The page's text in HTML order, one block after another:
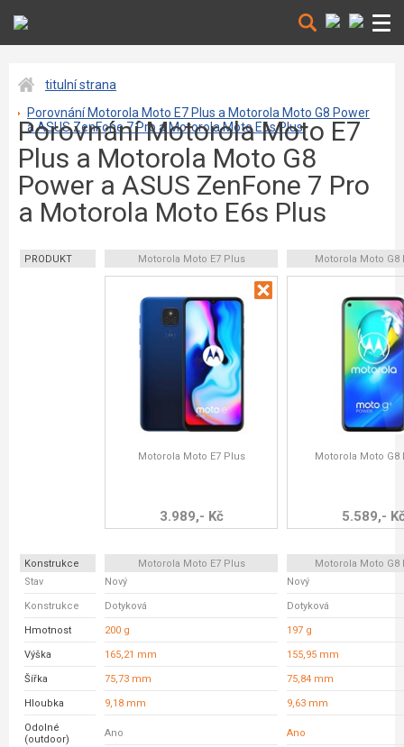
titulní strana
Porovnání Motorola Moto E7 Plus a Motorola Moto G8 Power
a ASUS ZenFone 7 Pro a Motorola Moto E6s Plus
Porovnání Motorola Moto E7
Plus a Motorola Moto G8
Power a ASUS ZenFone 7 Pro
a Motorola Moto E6s Plus
PRODUKT Motorola Moto E7 Plus Motorola Moto G8
Motorola Moto E7 Plus
3.989,- Kč
Motorola Moto G8
5.589,-
Konstrukce Motorola Moto E7 Plus
Motorola Moto G8
Stav
Nový Nový
Konstrukce Dotyková Dotyková
Hmotnost 200 g 197 g
Výška 165,21 mm 155,95 mm
Šířka 75,73 mm 75,84 mm
Hloubka 9,18 mm 9,63 mm
Odolné
(outdoor)
Ano Ano